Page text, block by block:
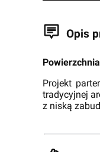
Opis
Projekt
tradycyjnej
z niską